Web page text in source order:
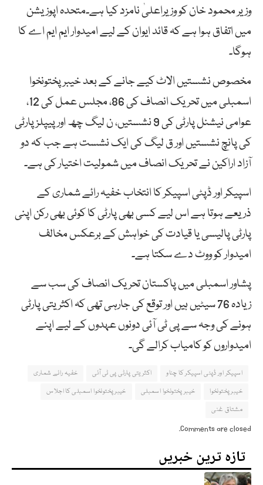
وزیر محمود خان کو وزیراعلیٰ نامزد کیا ہے۔متحدہ اپوزیشن
میں اتفاق ہوا ہے کہ قائد ایوان کے لیے امیدوار ایم ایم اے کا
ہوگا۔
مخصوص نشستیں الاٹ کیے جانے کے بعد خیبرپختونخوا
اسمبلی میں تحریک انصاف کی 86، مجلس عمل کی 12،
عوامی نیشنل پارٹی کی 9 نشستیں، ن لیگ چھ اور پیپلزپارٹی
کی پانچ نشستیں اور ق لیگ کی ایک نشست ہے جب کہ دو
آزاد اراکین نے تحریک انصاف میں شمولیت اختیار کی ہے۔
اسپیکر اور ڈپٹی اسپیکر کا انتخاب خفیہ رائے شماری کے
ذریعے ہوتا ہے اس لیے کسی بھی پارٹی کا کوئی بھی رکن اپنی
پارٹی پالیسی یا قیادت کی خواہش کے برعکس مخالف
امیدوار کو ووٹ دے سکتا ہے۔
پشاور اسمبلی میں پاکستان تحریک انصاف کی سب سے
زیادہ 76 سیٹیں ہیں اور توقع کی جارہی تھی کہ اکثریتی پارٹی
ہونے کی وجہ سے پی ٹی آئی دونوں عہدوں کے لیے اپنے
امیدواروں کو کامیاب کرالے گی۔
اسپیکر اور ڈپٹی اسپیکر کا چناو اکثریتی پارٹی پی ٹی آئی
خفیہ رائے شماری
خیبرپختونخوا
خیبرپختونخوا اسمبلی
خیبرپختونخوا اسمبلی کا اجلاس
مشتاق غنی
Comments are closed.
تازہ ترین خبریں